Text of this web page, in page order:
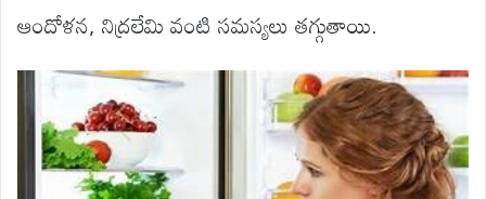
ఆందోళన, నిద్రలేమి వంటి సమస్యలు తగ్గుతాయి.